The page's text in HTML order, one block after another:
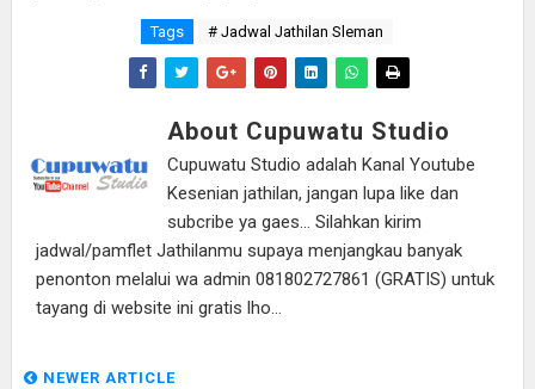
Tags # Jadwal Jathilan Sleman
About Cupuwatu Studio
Cupuwatu Studio adalah Kanal Youtube
Kesenian jathilan, jangan lupa like dan
subcribe ya gaes... Silahkan kirim
jadwal/pamflet Jathilanmu supaya menjangkau banyak
penonton melalui wa admin 081802727861 (GRATIS) untuk
tayang di website ini gratis lho...
NEWER ARTICLE